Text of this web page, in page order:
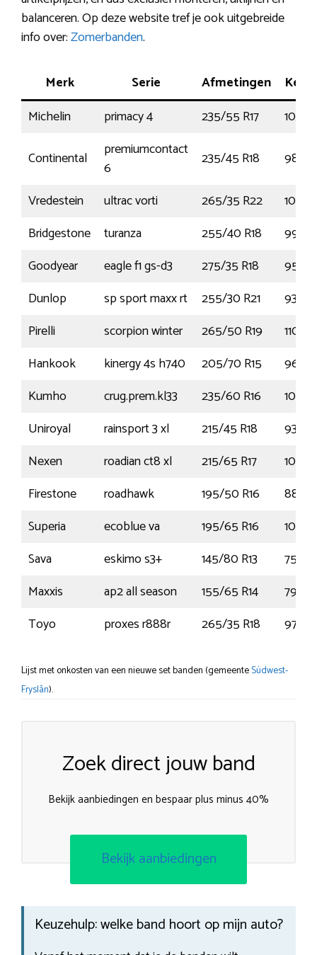
balanceren. Op deze website tref je ook uitgebreide
info over:Zomerbanden.
Merk Serie Afmetingen
Michelin
primacy 4 235/55 R17
103Y
Continental
premiumcontact
6
235/45 R18
98W
Vredestein
ultrac vorti 265/35 R22
102Y
Bridgestone
turanza 255/40 R18
99Y
Goodyear
eagle f1 gs-d3 275/35 R18
95Y
Dunlop
sp sport maxx rt 255/30 R21
93Y
Pirelli
scorpion winter 265/50 R19
110V
Hankook
kinergy 4s h740 205/70 R15
96T
Kumho
crug.prem.kl33 235/60 R16
100V
Uniroyal
rainsport 3 xl 215/45 R18
93Y
Nexen
roadian ct8 xl 215/65 R17
104T
Firestone
roadhawk 195/50 R16
88V
Superia
ecoblue va 195/65 R16
104R
Sava
eskimo s3+ 145/80 R13
75T
Maxxis
ap2 all season 155/65 R14
79T
Toyo
proxes r888r 265/35 R18 97Y
Lijst met onkosten van een nieuwe set banden (gemeenteSúdwest-
Fryslân).
Zoek direct jouw band
Bekijk aanbiedingen en bespaar plus minus 40%
Bekijk aanbiedingen
Keuzehulp: welke band hoort op mijn auto?